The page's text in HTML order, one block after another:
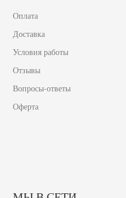
Оплата
Доставка
Условия работы
Отзывы
Вопросы-ответы
Оферта